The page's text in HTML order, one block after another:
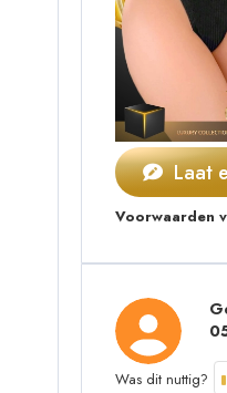
Laat
Voorwaarden
Was dit nuttig?